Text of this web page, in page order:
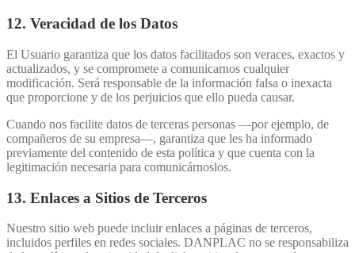
12. Veracidad de los Datos
El Usuario garantiza que los datos facilitados son veraces, exactos y
actualizados, y se compromete a comunicarnos cualquier
modificación. Será responsable de la información falsa o inexacta
que proporcione y de los perjuicios que ello pueda causar.
Cuando nos facilite datos de terceras personas —por ejemplo, de
compañeros de su empresa—, garantiza que les ha informado
previamente del contenido de esta política y que cuenta con la
legitimación necesaria para comunicárnoslos.
13. Enlaces a Sitios de Terceros
Nuestro sitio web puede incluir enlaces a páginas de terceros,
incluidos perfiles en redes sociales. DANPLAC no se responsabiliza